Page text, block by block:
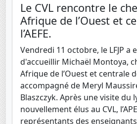
Le CVL rencontre le
Afrique de l’Ouest et
l’AEFE.
Vendredi 11 octobre, le LFJP a
d'accueillir Michaël Montoya,
Afrique de l’Ouest et centrale de
accompagné de Meryl
Blaszczyk. Après une visite du
nouvellement élus au CVL,
représentants des